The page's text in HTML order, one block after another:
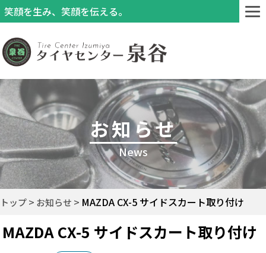
笑顔を生み、笑顔を伝える。
お知らせ
News
トップ お知らせ MAZDA CX-5 サイドスカート取り付け
MAZDA CX-5 サイドスカート取り付け